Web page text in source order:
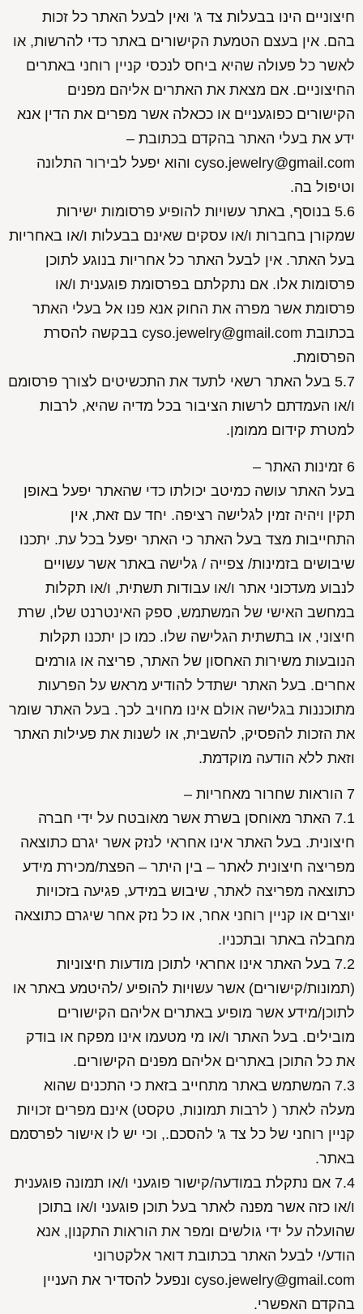
חיצוניים הינו בבעלות צד ג' ואין לבעל האתר כל זכות
בהם. אין בעצם הטמעת הקישורים באתר כדי להרשות, או
לאשר כל פעולה שהיא ביחס לנכסי קניין רוחני באתרים
החיצוניים. אם מצאת את האתרים אליהם מפנים
הקישורים כפוגעניים או ככאלה אשר מפרים את הדין אנא
ידע את בעלי האתר בהקדם בכתובת –
cyso.jewelry@gmail.com והוא יפעל לבירור התלונה
וטיפול בה.
5.6 בנוסף, באתר עשויות להופיע פרסומות ישירות
שמקורן בחברות ו/או עסקים שאינם בבעלות ו/או באחריות
בעל האתר. אין לבעל האתר כל אחריות בנוגע לתוכן
פרסומות אלו. אם נתקלתם בפרסומת פוגענית ו/או
פרסומת אשר מפרה את החוק אנא פנו אל בעלי האתר
בכתובת cyso.jewelry@gmail.com בבקשה להסרת
הפרסומת.
5.7 בעל האתר רשאי לתעד את התכשיטים לצורך פרסומם
ו/או העמדתם לרשות הציבור בכל מדיה שהיא, לרבות
למטרת קידום ממומן.
6 זמינות האתר –
בעל האתר עושה כמיטב יכולתו כדי שהאתר יפעל באופן
תקין ויהיה זמין לגלישה רציפה. יחד עם זאת, אין
התחייבות מצד בעל האתר כי האתר יפעל בכל עת. יתכנו
שיבושים בזמינות/ צפייה / גלישה באתר אשר עשויים
לנבוע מעדכוני אתר ו/או עבודות תשתית, ו/או תקלות
במחשב האישי של המשתמש, ספק האינטרנט שלו, שרת
חיצוני, או בתשתית הגלישה שלו. כמו כן יתכנו תקלות
הנובעות משירות האחסון של האתר, פריצה או גורמים
אחרים. בעל האתר ישתדל להודיע מראש על הפרעות
מתוכננות בגלישה אולם אינו מחויב לכך. בעל האתר שומר
את הזכות להפסיק, להשבית, או לשנות את פעילות האתר
וזאת ללא הודעה מוקדמת.
7 הוראות שחרור מאחריות –
7.1 האתר מאוחסן בשרת אשר מאובטח על ידי חברה
חיצונית. בעל האתר אינו אחראי לנזק אשר יגרם כתוצאה
מפריצה חיצונית לאתר – בין היתר – הפצת/מכירת מידע
כתוצאה מפריצה לאתר, שיבוש במידע, פגיעה בזכויות
יוצרים או קניין רוחני אחר, או כל נזק אחר שיגרם כתוצאה
מחבלה באתר ובתכניו.
7.2 בעל האתר אינו אחראי לתוכן מודעות חיצוניות
(תמונות/קישורים) אשר עשויות להופיע /להיטמע באתר או
לתוכן/מידע אשר מופיע באתרים אליהם הקישורים
מובילים. בעל האתר ו/או מי מטעמו אינו מפקח או בודק
את כל התוכן באתרים אליהם מפנים הקישורים.
7.3 המשתמש באתר מתחייב בזאת כי התכנים שהוא
מעלה לאתר ( לרבות תמונות, טקסט) אינם מפרים זכויות
קניין רוחני של כל צד ג' להסכם., וכי יש לו אישור לפרסמם
באתר.
7.4 אם נתקלת במודעה/קישור פוגעני ו/או תמונה פוגענית
ו/או כזה אשר מפנה לאתר בעל תוכן פוגעני ו/או בתוכן
שהועלה על ידי גולשים ומפר את הוראות התקנון, אנא
הודע/י לבעל האתר בכתובת דואר אלקטרוני
cyso.jewelry@gmail.com ונפעל להסדיר את העניין
בהקדם האפשרי.